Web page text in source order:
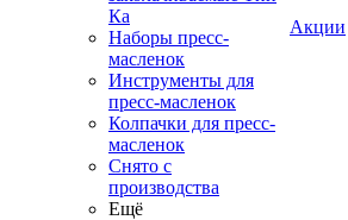
Кa
Наборы пресс-
масленок
Инструменты для
пресс-масленок
Колпачки для пресс-
масленок
Снято с
производства
Ещё
Акции